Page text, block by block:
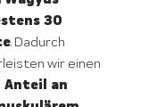
30
. Dadurch
wir einen
Anteil an